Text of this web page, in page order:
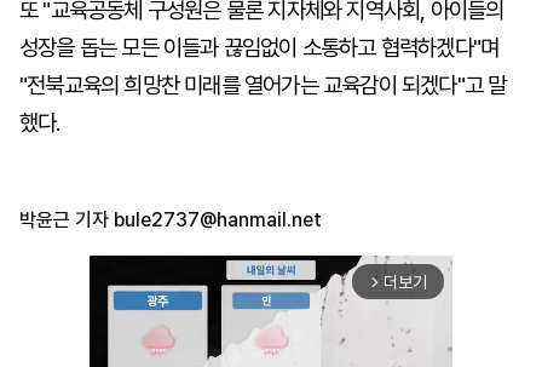
또 "교육공동체 구성원은 물론 지자체와 지역사회, 아이들의
성장을 돕는 모든 이들과 끊임없이 소통하고 협력하겠다"며
"전북교육의 희망찬 미래를 열어가는 교육감이 되겠다"고 말
했다.
박윤근 기자 bule2737@hanmail.net
arrow_forward_ios 더보기